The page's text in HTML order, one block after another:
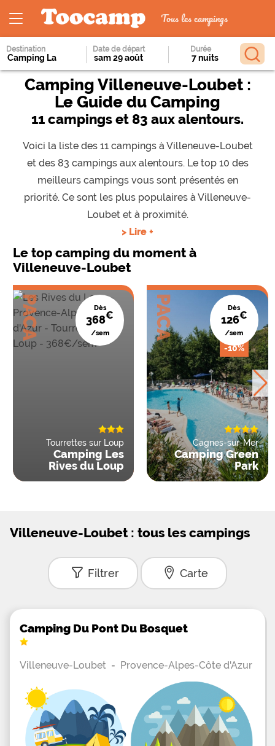
Tous les campings
Destination Date de départ Durée
Camping Villeneuve-Loubet :
Le Guide du Camping
11 campings et 83 aux alentours.
Voici la liste des 11 campings à Villeneuve-Loubet
et des 83 campings aux alentours. Le top 10 des
meilleurs campings vous sont présentés en
priorité. Ce sont les plus populaires à Villeneuve-
Loubet et à proximité.
> Lire +
Le top camping du moment à
Villeneuve-Loubet
PACA Dès
368€
/sem
Tourrettes sur Loup
Camping Les
Rives du Loup
PACA Dès
126€
/sem
-10%
Cagnes-sur-Mer
Camping Green
Park
Villeneuve-Loubet : tous les campings
Filtrer Carte
Camping Du Pont Du Bosquet
Villeneuve-Loubet - Provence-Alpes-Côte d'Azur